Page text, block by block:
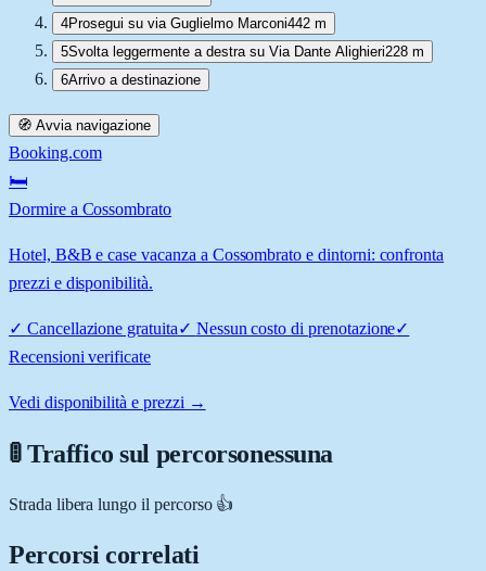
4Prosegui su via Guglielmo Marconi442 m
5Svolta leggermente a destra su Via Dante Alighieri228 m
6Arrivo a destinazione
🧭 Avvia navigazione
Booking.com
🛏️
Dormire a Cossombrato
Hotel, B&B e case vacanza a Cossombrato e dintorni: confronta
prezzi e disponibilità.
✓ Cancellazione gratuita✓ Nessun costo di prenotazione✓
Recensioni verificate
Vedi disponibilità e prezzi →
🚦 Traffico sul percorsonessuna
Strada libera lungo il percorso 👍
Percorsi correlati